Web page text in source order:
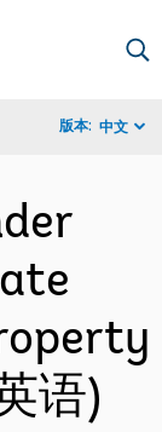
版本: 中文
语)